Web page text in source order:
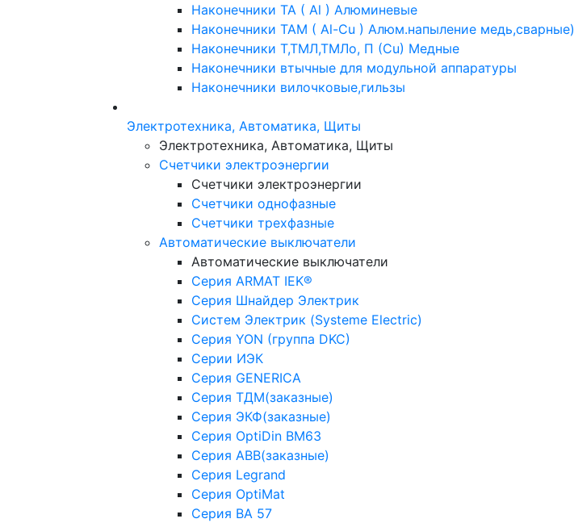
Наконечники ТА ( Al ) Алюминевые
Наконечники ТАМ ( Al-Cu ) Алюм.напыление медь,сварные)
Наконечники Т,ТМЛ,ТМЛо, П (Cu) Медные
Наконечники втычные для модульной аппаратуры
Наконечники вилочковые,гильзы
Электротехника, Автоматика, Щиты
Электротехника, Автоматика, Щиты
Счетчики электроэнергии
Счетчики электроэнергии
Счетчики однофазные
Счетчики трехфазные
Автоматические выключатели
Автоматические выключатели
Серия ARMAT IEK®
Серия Шнайдер Электрик
Систем Электрик (Systeme Electric)
Серия YON (группа DKC)
Серии ИЭК
Серия GENERICA
Серия ТДМ(заказные)
Серия ЭКФ(заказные)
Серия OptiDin BM63
Серия АВВ(заказные)
Серия Legrand
Серия OptiMat
Серия ВА 57